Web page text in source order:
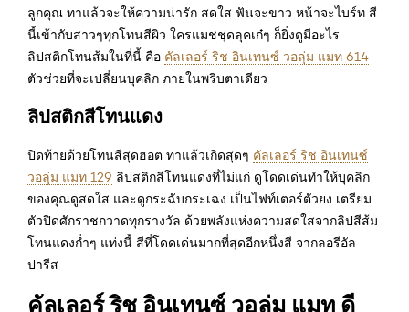
ลูกคุณ ทาแล้วจะให้ความน่ารัก สดใส ฟันจะขาว หน้าจะไบร์ท สี
นี้เข้ากับสาวๆทุกโทนสีผิว ใครแมชชุดลุคเก๋ๆ ก็ยิ่งดูมีอะไร
ลิปสติกโทนส้มในที่นี้ คือ คัลเลอร์ ริช อินเทนซ์ วอลุ่ม แมท 614
ตัวช่วยที่จะเปลี่ยนบุคลิก ภายในพริบตาเดียว
ลิปสติกสีโทนแดง
ปิดท้ายด้วยโทนสีสุดฮอต ทาแล้วเกิดสุดๆ คัลเลอร์ ริช อินเทนซ์
วอลุ่ม แมท 129 ลิปสติกสีโทนแดงที่ไม่แก่ ดูโดดเด่นทำให้บุคลิก
ของคุณดูสดใส และดูกระฉับกระเฉง เป็นไฟท์เตอร์ตัวยง เตรียม
ตัวปิดศักราชกวาดทุกรางวัล ด้วยพลังแห่งความสดใสจากลิปสีส้ม
โทนแดงก่ำๆ แท่งนี้ สีที่โดดเด่นมากที่สุดอีกหนึ่งสี จากลอรีอัล
ปารีส
คัลเลอร์ ริช อินเทนซ์ วอลุ่ม แมท ดี